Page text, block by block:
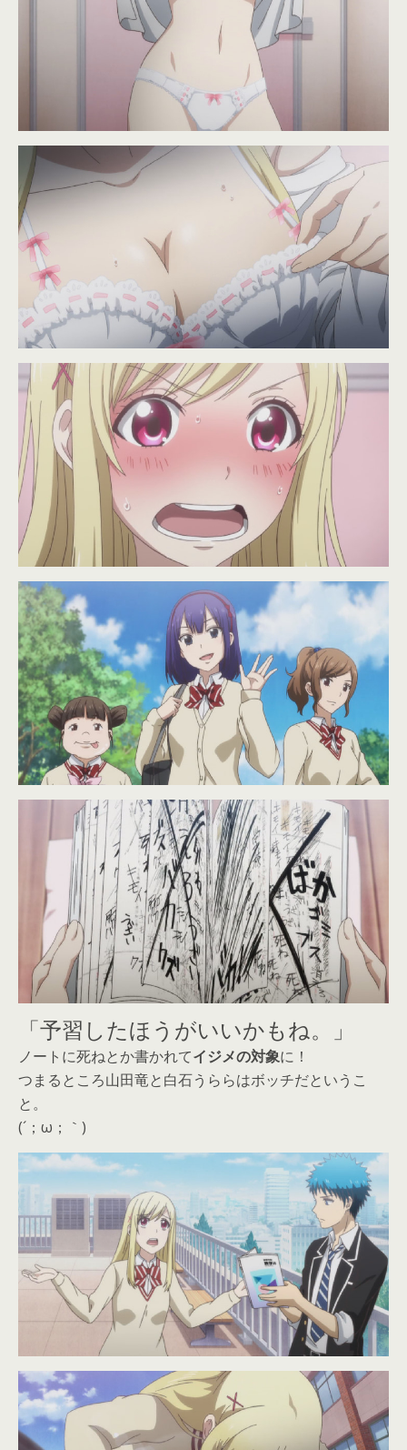
「予習したほうがいいかもね。」
ノートに死ねとか書かれてイジメの対象に！
つまるところ山田竜と白石うららはボッチだというこ
と。
(´；ω；｀)